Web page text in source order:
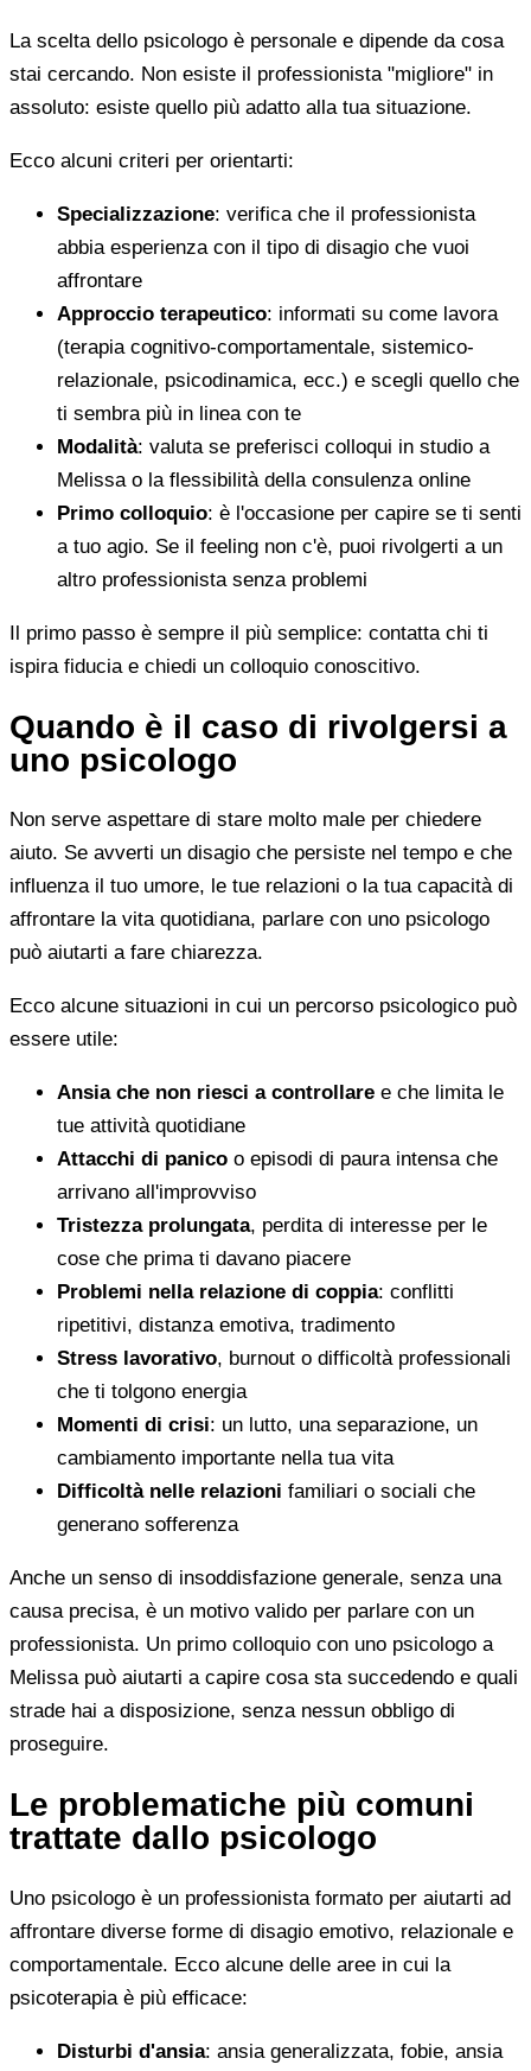
La scelta dello psicologo è personale e dipende da cosa
stai cercando. Non esiste il professionista "migliore" in
assoluto: esiste quello più adatto alla tua situazione.
Ecco alcuni criteri per orientarti:
Specializzazione: verifica che il professionista
abbia esperienza con il tipo di disagio che vuoi
affrontare
Approccio terapeutico: informati su come lavora
(terapia cognitivo-comportamentale, sistemico-
relazionale, psicodinamica, ecc.) e scegli quello che
ti sembra più in linea con te
Modalità: valuta se preferisci colloqui in studio a
Melissa o la flessibilità della consulenza online
Primo colloquio: è l'occasione per capire se ti senti
a tuo agio. Se il feeling non c'è, puoi rivolgerti a un
altro professionista senza problemi
Il primo passo è sempre il più semplice: contatta chi ti
ispira fiducia e chiedi un colloquio conoscitivo.
Quando è il caso di rivolgersi a
uno psicologo
Non serve aspettare di stare molto male per chiedere
aiuto. Se avverti un disagio che persiste nel tempo e che
influenza il tuo umore, le tue relazioni o la tua capacità di
affrontare la vita quotidiana, parlare con uno psicologo
può aiutarti a fare chiarezza.
Ecco alcune situazioni in cui un percorso psicologico può
essere utile:
Ansia che non riesci a controllare e che limita le
tue attività quotidiane
Attacchi di panico o episodi di paura intensa che
arrivano all'improvviso
Tristezza prolungata, perdita di interesse per le
cose che prima ti davano piacere
Problemi nella relazione di coppia: conflitti
ripetitivi, distanza emotiva, tradimento
Stress lavorativo, burnout o difficoltà professionali
che ti tolgono energia
Momenti di crisi: un lutto, una separazione, un
cambiamento importante nella tua vita
Difficoltà nelle relazioni familiari o sociali che
generano sofferenza
Anche un senso di insoddisfazione generale, senza una
causa precisa, è un motivo valido per parlare con un
professionista. Un primo colloquio con uno psicologo a
Melissa può aiutarti a capire cosa sta succedendo e quali
strade hai a disposizione, senza nessun obbligo di
proseguire.
Le problematiche più comuni
trattate dallo psicologo
Uno psicologo è un professionista formato per aiutarti ad
affrontare diverse forme di disagio emotivo, relazionale e
comportamentale. Ecco alcune delle aree in cui la
psicoterapia è più efficace:
Disturbi d'ansia: ansia generalizzata, fobie, ansia